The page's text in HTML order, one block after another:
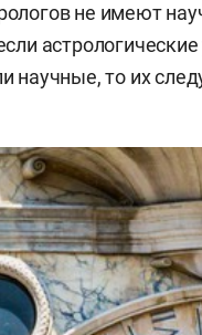
не имеют
научные, то их